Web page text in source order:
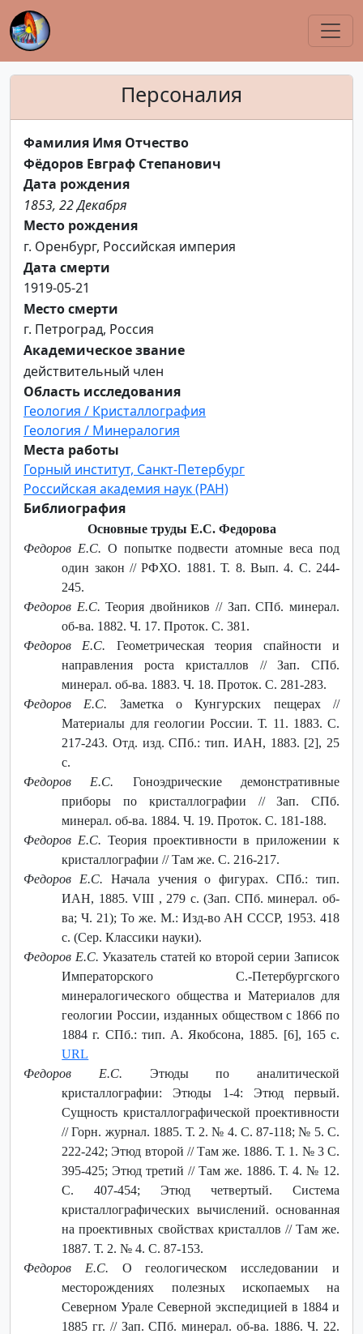
Персоналия
Фамилия Имя Отчество
Фёдоров Евграф Степанович
Дата рождения
1853, 22 Декабря
Место рождения
г. Оренбург, Российская империя
Дата смерти
1919-05-21
Место смерти
г. Петроград, Россия
Академическое звание
действительный член
Область исследования
Геология / Кристаллография
Геология / Минералогия
Места работы
Горный институт, Санкт-Петербург
Российская академия наук (РАН)
Библиография
Основные труды Е.С. Федорова
Федоров Е.С. О попытке подвести атомные веса под
один закон // РФХО. 1881. Т. 8. Вып. 4. С. 244-
245.
Федоров Е.С. Теория двойников // Зап. СПб. минерал.
об-ва. 1882. Ч. 17. Проток. С. 381.
Федоров Е.С. Геометрическая теория спайности и
направления роста кристаллов // Зап. СПб.
минерал. об-ва. 1883. Ч. 18. Проток. С. 281-283.
Федоров Е.С. Заметка о Кунгурских пещерах //
Материалы для геологии России. Т. 11. 1883. С.
217-243. Отд. изд. СПб.: тип. ИАН, 1883. [2], 25
с.
Федоров Е.С. Гоноэдрические демонстративные
приборы по кристаллографии // Зап. СПб.
минерал. об-ва. 1884. Ч. 19. Проток. С. 181-188.
Федоров Е.С. Теория проективности в приложении к
кристаллографии // Там же. С. 216-217.
Федоров Е.С. Начала учения о фигурах. СПб.: тип.
ИАН, 1885. VIII , 279 с. (Зап. СПб. минерал. об-
ва; Ч. 21); То же. М.: Изд-во АН СССР, 1953. 418
с. (Сер. Классики науки).
Федоров Е.С. Указатель статей ко второй серии Записок
Императорского С.-Петербургского
минералогического общества и Материалов для
геологии России, изданных обществом с 1866 по
1884 г. СПб.: тип. А. Якобсона, 1885. [6], 165 с.
URL
Федоров Е.С. Этюды по аналитической
кристаллографии: Этюды 1-4: Этюд первый.
Сущность кристаллографической проективности
// Горн. журнал. 1885. Т. 2. № 4. С. 87-118; № 5. С.
222-242; Этюд второй // Там же. 1886. Т. 1. № 3 С.
395-425; Этюд третий // Там же. 1886. Т. 4. № 12.
С. 407-454; Этюд четвертый. Система
кристаллографических вычислений. основанная
на проективных свойствах кристаллов // Там же.
1887. Т. 2. № 4. С. 87-153.
Федоров Е.С. О геологическом исследовании и
месторождениях полезных ископаемых на
Северном Урале Северной экспедицией в 1884 и
1885 гг. // Зап. СПб. минерал. об-ва. 1886. Ч. 22.